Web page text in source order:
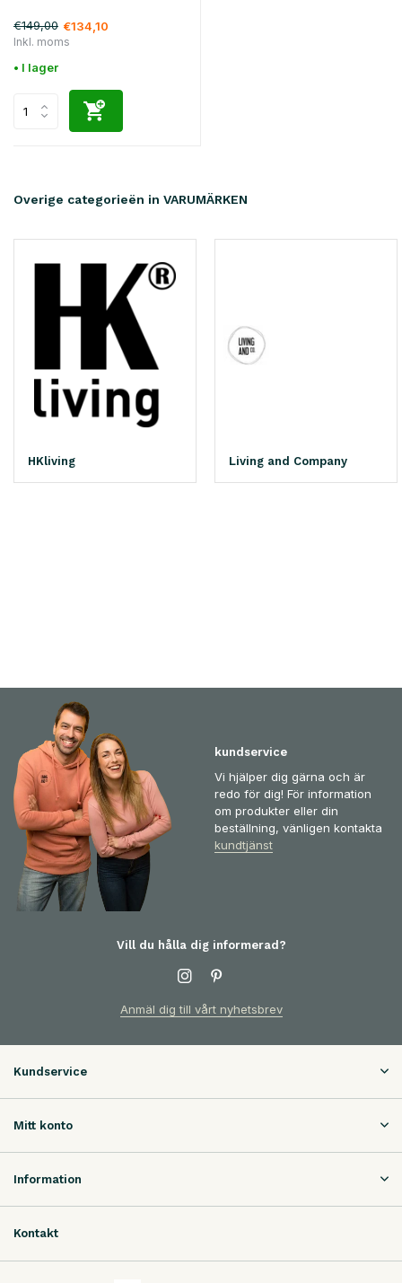
€149,00 €134,10
Inkl. moms
• I lager
Overige categorieën in VARUMÄRKEN
HKliving Living and Company
kundservice
Vi hjälper dig gärna och är
redo för dig! För information
om produkter eller din
beställning, vänligen kontakta
kundtjänst
Vill du hålla dig informerad?
Anmäl dig till vårt nyhetsbrev
Kundservice
Mitt konto
Information
Kontakt